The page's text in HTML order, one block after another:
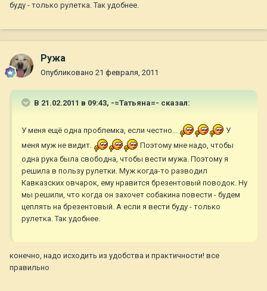
буду - только рулетка. Так удобнее.
Ружа
Опубликовано 21 февраля, 2011
В 21.02.2011 в 09:43, -=Татьяна=- сказал:
У меня ещё одна проблемка, если честно...
У
меня муж не видит.
Поэтому мне надо, чтобы
одна рука была свободна, чтобы вести мужа. Поэтому я
решила в пользу рулетки. Муж когда-то разводил
Кавказских овчарок, ему нравится брезентовый поводок. Ну
мы решили, что когда он захочет собакина повести - будем
цеплять на брезентовый. А если я вести буду - только
рулетка. Так удобнее.
конечно, надо исходить из удобства и практичности! все
правильно